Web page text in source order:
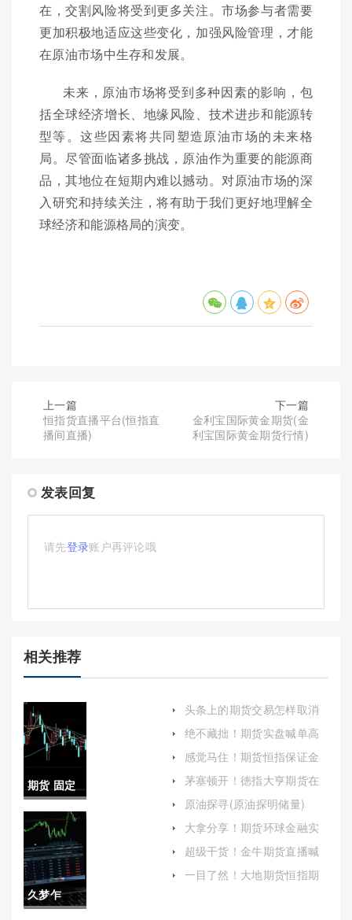
在，交割风险将受到更多关注。市场参与者需要
更加积极地适应这些变化，加强风险管理，才能
在原油市场中生存和发展。
未来，原油市场将受到多种因素的影响，包
括全球经济增长、地缘风险、技术进步和能源转
型等。这些因素将共同塑造原油市场的未来格
局。尽管面临诸多挑战，原油作为重要的能源商
品，其地位在短期内难以撼动。对原油市场的深
入研究和持续关注，将有助于我们更好地理解全
球经济和能源格局的演变。
上一篇
恒指货直播平台(恒指直
播间直播)
下一篇
金利宝国际黄金期货(金
利宝国际黄金期货行情)
发表回复
请先登录账户再评论哦
相关推荐
期货 固定
(期货固定
收益类)
久梦乍
头条上的期货交易怎样取消
(头条上的期货交易怎样取消
订单)
绝不藏拙！期货实盘喊单高
手：揭秘市场背后的智慧与
策略
感觉马住！期货恒指保证金
是多少（帮助投资者更好地
理解和管理交易风险）
茅塞顿开！徳指大亨期货在
线喊单直播：投资利器还是
风险陷阱？
原油探寻(原油探明储量)
大拿分享！期货环球金融实
盘喊单(实时提供期货交易建
议和策略)
超级干货！金牛期货直播喊
单：专业指导与实时互动的
完美结合
一目了然！大地期货恒指期